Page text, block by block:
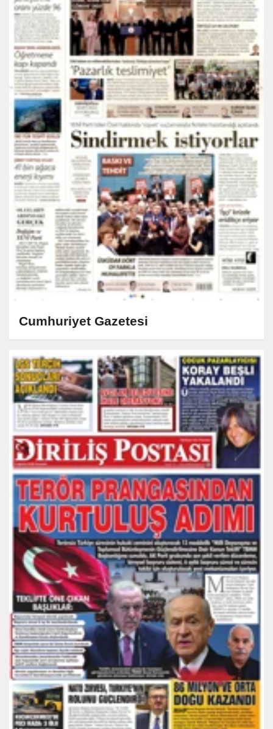
Cumhuriyet Gazetesi